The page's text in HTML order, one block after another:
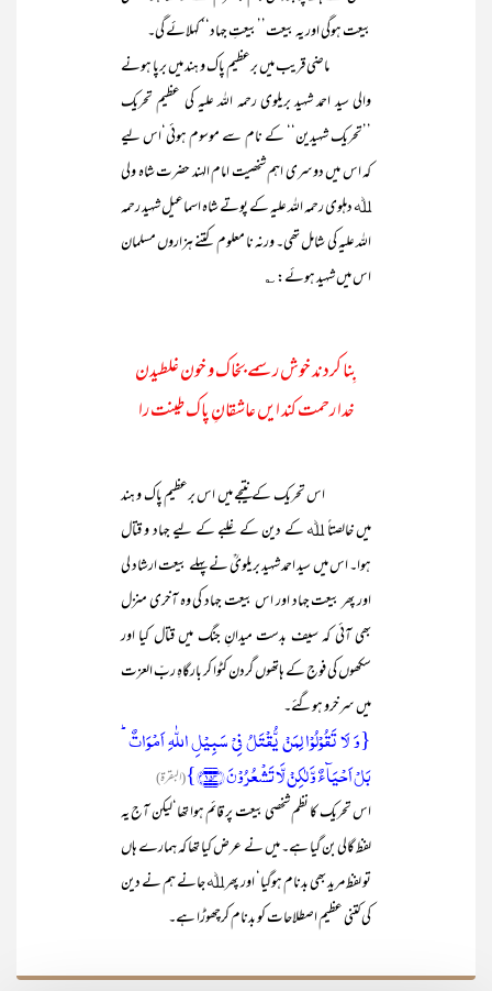
بیعت ہوگی اور یہ بیعت’’بیعتِ جہاد‘‘ کہلائے گی۔
ماضی قریب میں برعظیم پاک و ہند میں برپا ہونے
والی سید احمد شہید بریلوی رحمہ اللہ علیہ کی عظیم تحریک
’’تحریک شہیدین‘‘ کے نام سے موسوم ہوئی‘اس لیے
کہ اس میں دوسری اہم شخصیت امام الہند حضرت شاہ ولی
ﷲ دہلوی رحمہ اللہ علیہ کے پوتے شاہ اسماعیل شہید رحمہ
اللہ علیہ کی شامل تھی۔ ورنہ نا معلوم کتنے ہزاروں مسلمان
اس میں شہید ہوئے: ؎
بِنا کردند خوش رسمے بخاک و خون غلطیدن
خدا رحمت کند ایں عاشقانِ پاک طینت را
اس تحریک کے نتیجے میں اس برعظیم پاک و ہند
میں خالصتاً ﷲ کے دین کے غلبے کے لیے جہاد و قتال
ہوا۔ اس میں سید احمد شہید بریلویؒ نے پہلے بیعت ارشاد لی
اور پھر بیعت جہاد اور اس بیعت جہاد کی وہ آخری منزل
بھی آئی کہ سیف بدست میدانِ جنگ میں قتال کیا اور
سکھوں کی فوج کے ہاتھوں گردن کٹوا کر بارگاہِ ربّ العزت
میں سرخرو ہوگئے۔
{وَ لَا تَقُوۡلُوۡا لِمَنۡ یُّقۡتَلُ فِیۡ سَبِیۡلِ اللّٰہِ اَمۡوَاتٌ ؕ
بَلۡ اَحۡیَآءٌ وَّ لٰکِنۡ لَّا تَشۡعُرُوۡنَ ﴿۱۵۴﴾}
(البقرۃ)
اس تحریک کا نظم شخصی بیعت پر قائم ہوا تھا‘لیکن آج یہ
لفظ گالی بن گیا ہے۔ میں نے عرض کیا تھا کہ ہمارے ہاں
تو لفظ مرید بھی بدنام ہوگیا‘ اور پھر ﷲ جانے ہم نے دین
کی کتنی عظیم اصطلاحات کو بدنام کرچھوڑا ہے۔